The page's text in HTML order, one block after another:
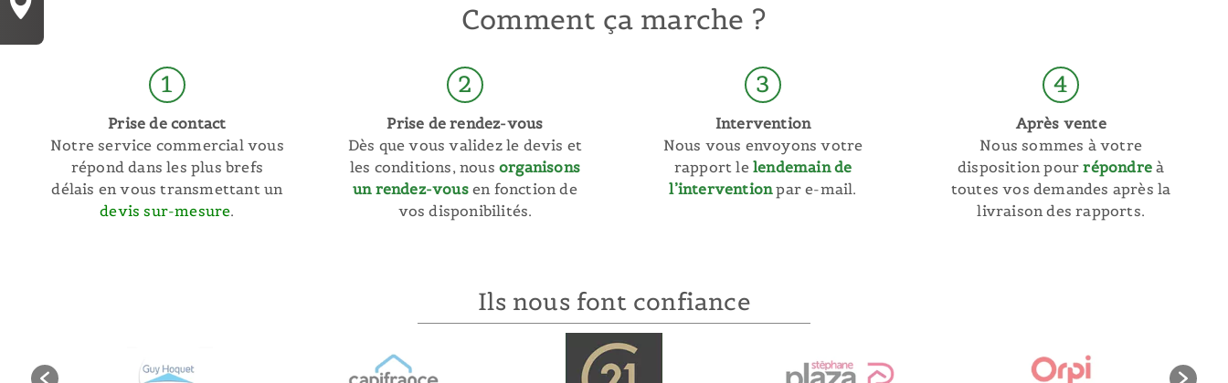
Comment ça marche ?
1
Prise de contact
Notre service commercial vous
répond dans les plus brefs
délais en vous transmettant un
devis sur-mesure.
2
Prise de rendez-vous
Dès que vous validez le devis et
les conditions, nousorganisons
un rendez-vousen fonction de
vos disponibilités.
3
Intervention
Nous vous envoyons votre
rapport le lendemain de
l’interventionpar e-mail.
4
Après vente
Nous sommes à votre
disposition pourrépondreà
toutes vos demandes après la
livraison des rapports.
Ils nous font confiance